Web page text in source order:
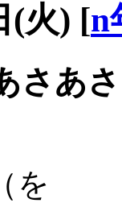
(火) [n
さあさ
を